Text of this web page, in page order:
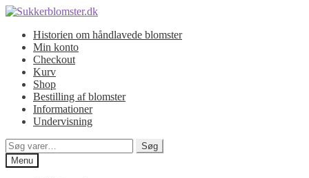
Spring
navigation
Spring
indholdHistorien om håndlavede blomster
Min konto
Checkout
Kurv
Shop
Bestilling af blomster
Informationer
Undervisning
Søg
efter:
Søg
Menu